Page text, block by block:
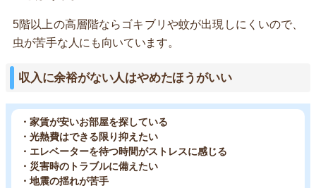
5階以上の高層階ならゴキブリや蚊が出現しにくいので、
虫が苦手な人にも向いています。
収入に余裕がない人はやめたほうがいい
・家賃が安いお部屋を探している
・光熱費はできる限り抑えたい
・エレベーターを待つ時間がストレスに感じる
・災害時のトラブルに備えたい
・地震の揺れが苦手